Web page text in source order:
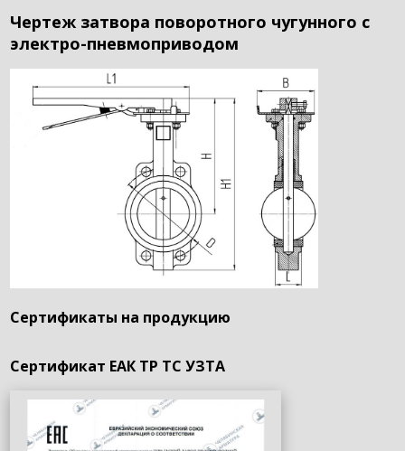
Чертеж затвора поворотного чугунного с
электро-пневмоприводом
Сертификаты на продукцию
Сертификат ЕАК ТР ТС УЗТА